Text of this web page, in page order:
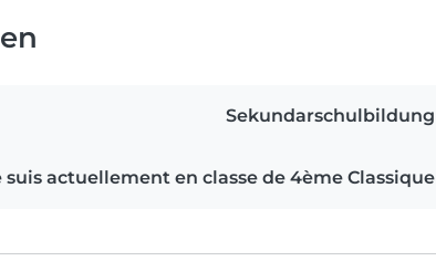
Sekundarschulbildung
suis actuellement en classe de 4ème Classique